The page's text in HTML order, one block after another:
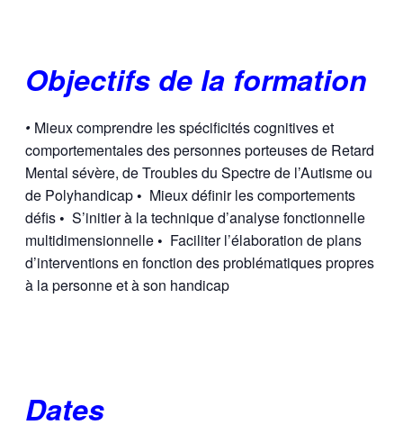
Objectifs de la formation
• Mieux comprendre les spécificités cognitives et
comportementales des personnes porteuses de Retard
Mental sévère, de Troubles du Spectre de l’Autisme ou
de Polyhandicap• Mieux définir les comportements
défis• S’initier à la technique d’analyse fonctionnelle
multidimensionnelle• Faciliter l’élaboration de plans
d’interventions en fonction des problématiques propres
à la personne et à son handicap
Dates